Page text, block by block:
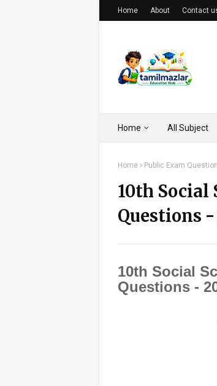
Home About Contact
Home All Subject
Home Public Exam Question
10th
Questions
10th Social
Questions -